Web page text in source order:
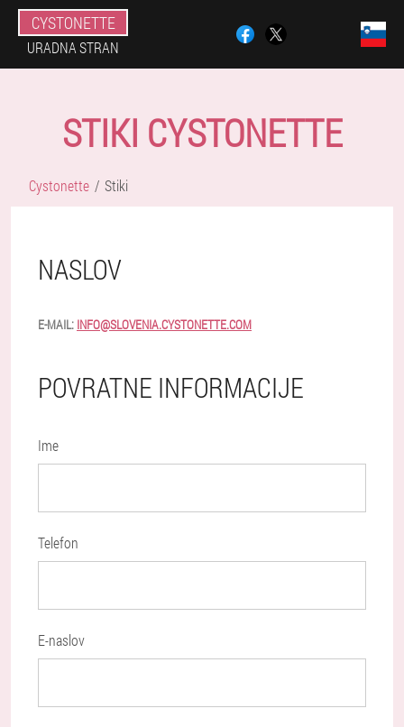
CYSTONETTE
URADNA STRAN
STIKI CYSTONETTE
Cystonette Stiki
NASLOV
E-MAIL: INFO@SLOVENIA.CYSTONETTE.COM
POVRATNE INFORMACIJE
Ime
Telefon
E-naslov